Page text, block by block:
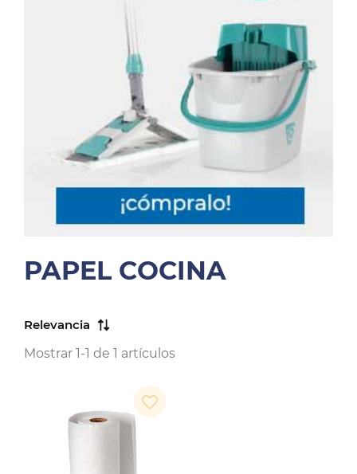
PAPEL COCINA
Relevancia
Mostrar 1-1 de 1 artículos
favorite_border